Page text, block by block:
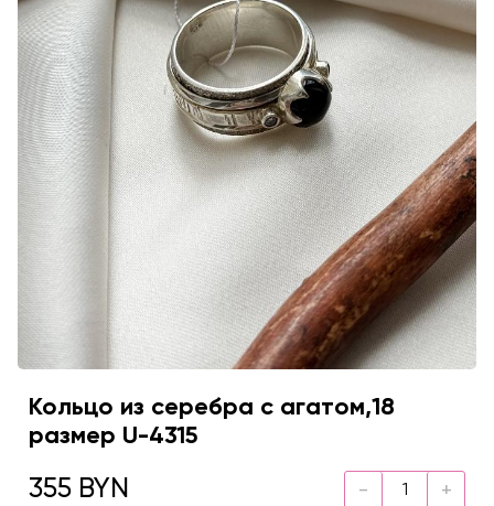
Кольцо из серебра с агатом,18
размер U-4315
355 BYN